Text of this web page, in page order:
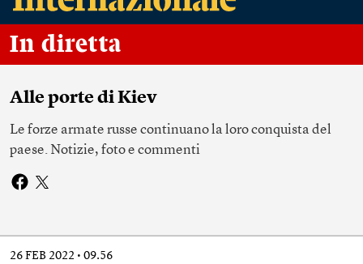
In diretta
Alle porte di Kiev
Le forze armate russe continuano la loro conquista del
paese. Notizie, foto e commenti
26 FEB 2022 09.56